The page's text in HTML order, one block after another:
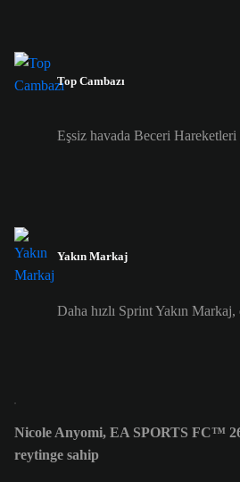
Top Cambazı
Eşsiz havada Beceri Hareketleri
Yakın Markaj
Daha hızlı Sprint Yakın Markaj,
Nicole Anyomi, EA SPORTS FC™
reytinge sahip